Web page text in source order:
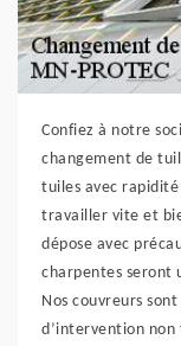
Confiez à notre
changement de
tuiles avec
travailler vite et
dépose avec
charpentes seront
Nos couvreurs
d’intervention non